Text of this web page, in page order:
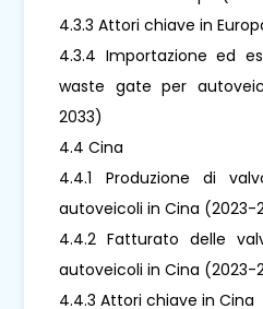
4.3.3 Attori chiave in
4.3.4 Importazione ed
waste gate per
2033)
4.4 Cina
4.4.1 Produzione di
autoveicoli in Cina (2023-
4.4.2 Fatturato delle
autoveicoli in Cina (2023-
4.4.3 Attori chiave in Cina